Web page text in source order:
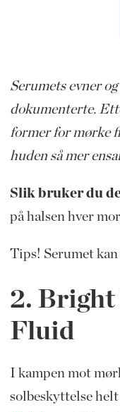
Serumets evner
dokumenterte.
former for mørke
huden så mer
Slik bruker du
på halsen hver
Tips! Serumet kan
2. Bright
Fluid
I kampen mot
solbeskyttelse